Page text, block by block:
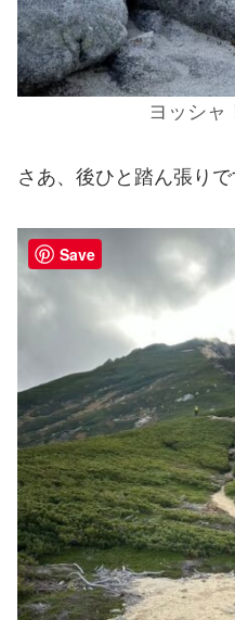
ヨッシャ
さあ、後ひと踏ん張りで
Save